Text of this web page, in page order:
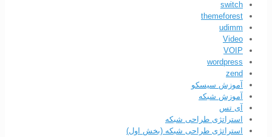
switch
themeforest
udimm
Video
VOIP
wordpress
zend
آموزش سیسکو
آموزش شبکه
آی تس
استراتژی طراحی شبکه
استراتژی طراحی شبکه (بخش اول)